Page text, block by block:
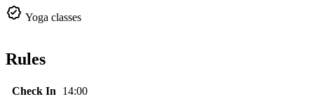
Yoga classes
Rules
Check In 14:00